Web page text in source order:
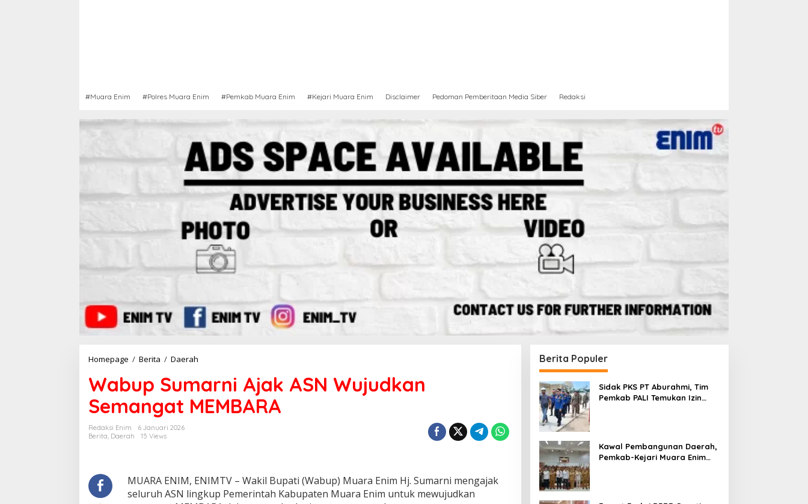
#Muara Enim #Polres Muara Enim #Pemkab Muara Enim #Kejari Muara Enim Disclaimer Pedoman Pemberitaan Media Siber Redaksi
Homepage / Berita / Daerah
b
u
p
S
i
j
Wabup Sumarni Ajak ASN Wujudkan
Semangat MEMBARA
Redaksi Enim
6 Januari 2026
Berita Daerah 15 Views
MUARA ENIM, ENIMTV – Wakil Bupati (Wabup) Muara Enim Hj. Sumarni mengajak
seluruh ASN lingkup Pemerintah Kabupaten Muara Enim untuk mewujudkan
Berita Populer
Sidak PKS PT Aburahmi, Tim
Pemkab PALI Temukan Izin
Kawal Pembangunan Daerah,
Pemkab-Kejari Muara Enim